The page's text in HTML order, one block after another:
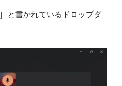
と書かれているドロップダ